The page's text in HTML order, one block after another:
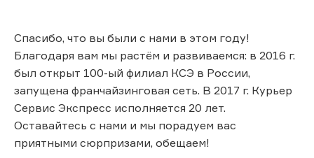
Спасибо, что вы были с нами в этом году!
Благодаря вам мы растём и развиваемся: в 2016 г.
был открыт 100-ый филиал КСЭ в России,
запущена франчайзинговая сеть. В 2017 г. Курьер
Сервис Экспресс исполняется 20 лет.
Оставайтесь с нами и мы порадуем вас
приятными сюрпризами, обещаем!